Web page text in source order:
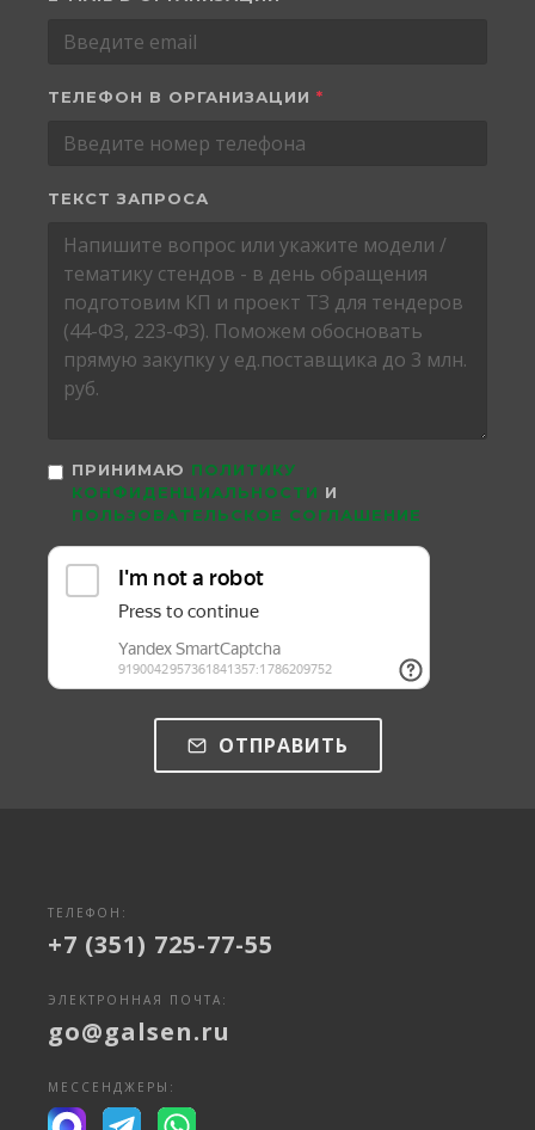
ТЕЛЕФОН В ОРГАНИЗАЦИИ *
ТЕКСТ ЗАПРОСА
ПРИНИМАЮ ПОЛИТИКУ
КОНФИДЕНЦИАЛЬНОСТИ И
ПОЛЬЗОВАТЕЛЬСКОЕ СОГЛАШЕНИЕ
ОТПРАВИТЬ
ТЕЛЕФОН:
+7 (351) 725-77-55
ЭЛЕКТРОННАЯ ПОЧТА:
go@galsen.ru
МЕССЕНДЖЕРЫ: